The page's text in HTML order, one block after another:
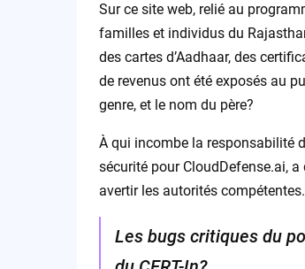
Sur ce site web, relié au
familles et individus du
des cartes d’Aadhaar, des
de revenus ont été exposés au
genre, et le nom du père?
À qui incombe la responsabilité
sécurité pour CloudDefense.ai,
avertir les autorités compétentes.
Les bugs critiques du